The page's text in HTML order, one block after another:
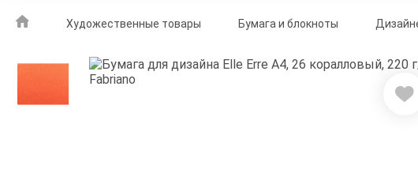
Художественные товары Бумага и блокноты